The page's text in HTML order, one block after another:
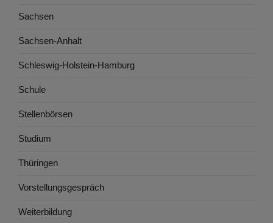
Sachsen
Sachsen-Anhalt
Schleswig-Holstein-Hamburg
Schule
Stellenbörsen
Studium
Thüringen
Vorstellungsgespräch
Weiterbildung